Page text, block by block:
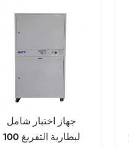
جهاز اختبار شامل
لبطارية التفريغ 100